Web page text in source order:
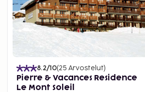
8.2/10(25 Arvostelut)
Pierre & Vacances Residence
Le Mont Soleil